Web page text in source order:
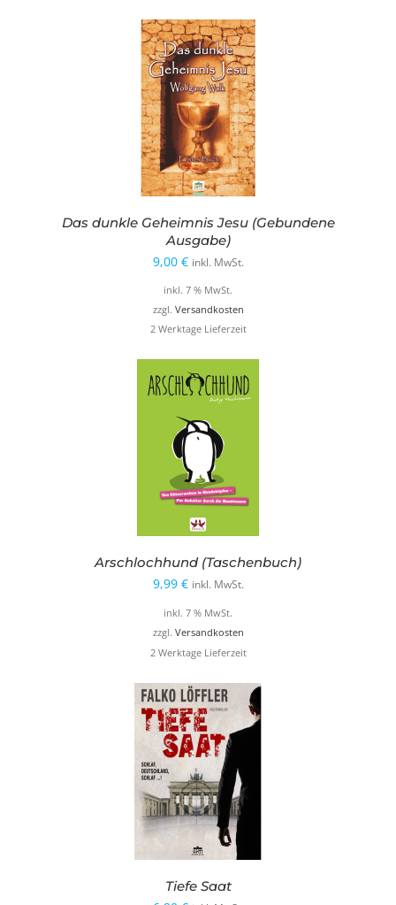
Das dunkle Geheimnis Jesu (Gebundene
Ausgabe)
9,00 € inkl. MwSt.
inkl. 7 % MwSt.
zzgl. Versandkosten
2 Werktage Lieferzeit
Arschlochhund (Taschenbuch)
9,99 € inkl. MwSt.
inkl. 7 % MwSt.
zzgl. Versandkosten
2 Werktage Lieferzeit
Tiefe Saat